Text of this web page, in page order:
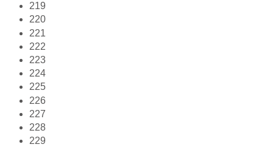
219
220
221
222
223
224
225
226
227
228
229